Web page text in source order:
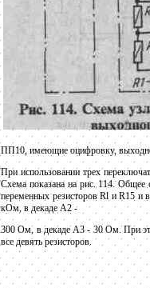
ПП10, имеющие оцифровку,
При использовании трех
Схема показана на рис. 114. Общее
переменных резисторов Rl и R15 и
кОм, в декаде А2 -
300 Ом, в декаде A3 - 30 Ом. При
все девять резисторов.